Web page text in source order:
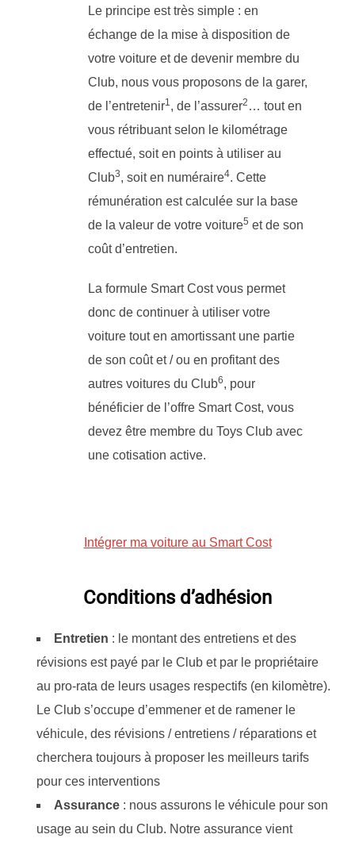
Le principe est très simple : en
échange de la mise à disposition de
votre voiture et de devenir membre du
Club, nous vous proposons de la garer,
de l’entretenir1 , de l’assurer2 … tout en
vous rétribuant selon le kilométrage
effectué, soit en points à utiliser au
Club3, soit en numéraire4. Cette
rémunération est calculée sur la base
de la valeur de votre voiture5 et de son
coût d’entretien.
La formule Smart Cost vous permet
donc de continuer à utiliser votre
voiture tout en amortissant une partie
de son coût et / ou en profitant des
autres voitures du Club6, pour
bénéficier de l’offre Smart Cost, vous
devez être membre du Toys Club avec
une cotisation active.
Intégrer ma voiture au Smart Cost
Conditions d’adhésion
Entretien : le montant des entretiens et des
révisions est payé par le Club et par le propriétaire
au pro-rata de leurs usages respectifs (en kilomètre).
Le Club s’occupe d’emmener et de ramener le
véhicule, des révisions / entretiens / réparations et
cherchera toujours à proposer les meilleurs tarifs
pour ces interventions
Assurance : nous assurons le véhicule pour son
usage au sein du Club. Notre assurance vient